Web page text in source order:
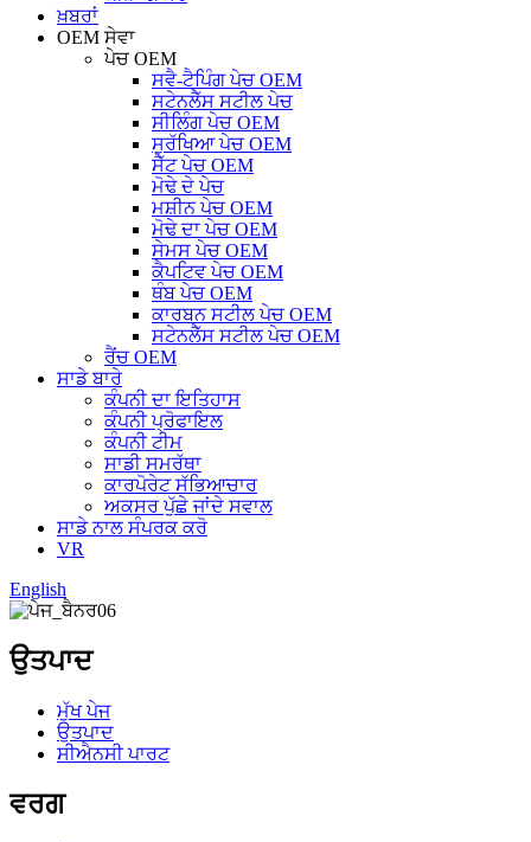
ਖ਼ਬਰਾਂ
OEM ਸੇਵਾ
ਪੇਚ OEM
ਸਵੈ-ਟੈਪਿੰਗ ਪੇਚ OEM
ਸਟੇਨਲੈੱਸ ਸਟੀਲ ਪੇਚ
ਸੀਲਿੰਗ ਪੇਚ OEM
ਸੁਰੱਖਿਆ ਪੇਚ OEM
ਸੈੱਟ ਪੇਚ OEM
ਮੋਢੇ ਦੇ ਪੇਚ
ਮਸ਼ੀਨ ਪੇਚ OEM
ਮੋਢੇ ਦਾ ਪੇਚ OEM
ਸੇਮਸ ਪੇਚ OEM
ਕੈਪਟਿਵ ਪੇਚ OEM
ਥੰਬ ਪੇਚ OEM
ਕਾਰਬਨ ਸਟੀਲ ਪੇਚ OEM
ਸਟੇਨਲੈੱਸ ਸਟੀਲ ਪੇਚ OEM
ਰੈਂਚ OEM
ਸਾਡੇ ਬਾਰੇ
ਕੰਪਨੀ ਦਾ ਇਤਿਹਾਸ
ਕੰਪਨੀ ਪ੍ਰੋਫਾਇਲ
ਕੰਪਨੀ ਟੀਮ
ਸਾਡੀ ਸਮਰੱਥਾ
ਕਾਰਪੋਰੇਟ ਸੱਭਿਆਚਾਰ
ਅਕਸਰ ਪੁੱਛੇ ਜਾਂਦੇ ਸਵਾਲ
ਸਾਡੇ ਨਾਲ ਸੰਪਰਕ ਕਰੋ
VR
English
ਉਤਪਾਦ
ਮੁੱਖ ਪੇਜ
ਉਤਪਾਦ
ਸੀਐਨਸੀ ਪਾਰਟ
ਵਰਗ